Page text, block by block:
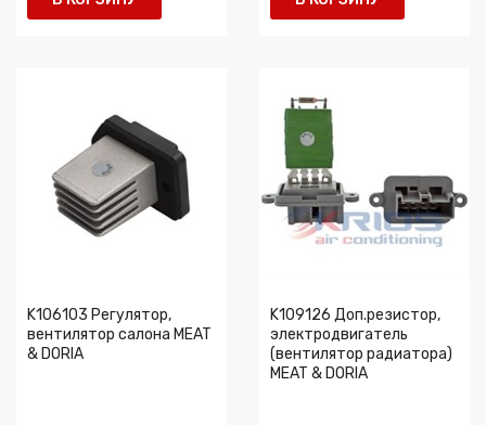
K106103 Регулятор,
вентилятор салона MEAT
& DORIA
K109126 Доп.резистор,
электродвигатель
(вентилятор радиатора)
MEAT & DORIA